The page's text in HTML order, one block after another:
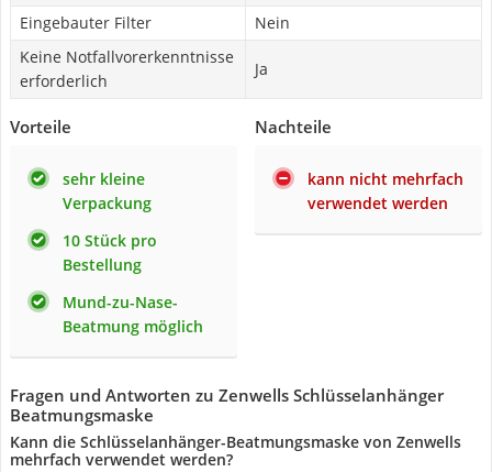
Eingebauter Filter
Nein
Keine Notfallvorerkenntnisse
erforderlich
Ja
Vorteile
sehr kleine
Verpackung
10 Stück pro
Bestellung
Mund-zu-Nase-
Beatmung möglich
Nachteile
kann nicht mehrfach
verwendet werden
Fragen und Antworten zu Zenwells Schlüsselanhänger
Beatmungsmaske
Kann die Schlüsselanhänger-Beatmungsmaske von Zenwells
mehrfach verwendet werden?